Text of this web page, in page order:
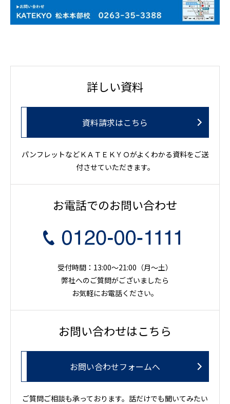
詳しい資料
資料請求はこちら
パンフレットなどＫＡＴＥＫＹＯがよくわかる資料をご送
付させていただきます。
お電話でのお問い合わせ
受付時間：13:00～21:00（月〜土）
弊社へのご質問がございましたら
お気軽にお電話ください。
お問い合わせはこちら
お問い合わせフォームへ
ご質問ご相談も承っております。話だけでも聞いてみたい